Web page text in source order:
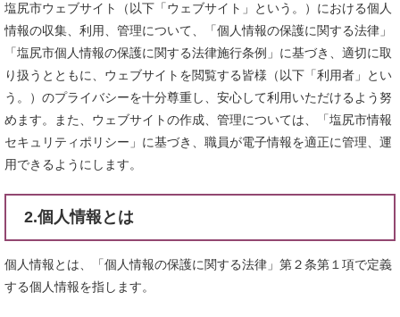
塩尻市ウェブサイト（以下「ウェブサイト」という。）における個人
情報の収集、利用、管理について、「個人情報の保護に関する法律」
「塩尻市個人情報の保護に関する法律施行条例」に基づき、適切に取
り扱うとともに、ウェブサイトを閲覧する皆様（以下「利用者」とい
う。）のプライバシーを十分尊重し、安心して利用いただけるよう努
めます。また、ウェブサイトの作成、管理については、「塩尻市情報
セキュリティポリシー」に基づき、職員が電子情報を適正に管理、運
用できるようにします。
2.個人情報とは
個人情報とは、「個人情報の保護に関する法律」第２条第１項で定義
する個人情報を指します。